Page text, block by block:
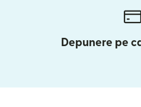
Depunere pe